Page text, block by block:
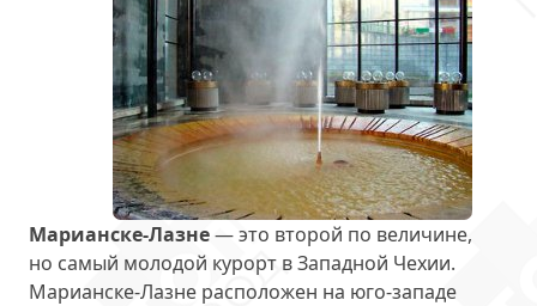
Марианске-Лазне— это второй по величине,
но самый молодой курорт в Западной Чехии.
Марианске-Лазне расположен на юго-западе